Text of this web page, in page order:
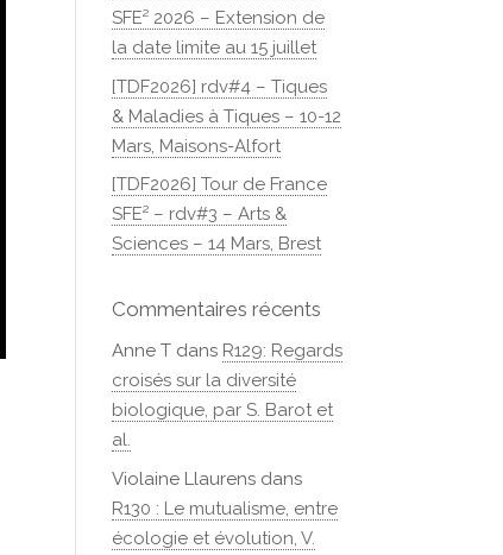
SFE² 2026 – Extension de
la date limite au 15 juillet
[TDF2026] rdv#4 – Tiques
& Maladies à Tiques – 10-12
Mars, Maisons-Alfort
[TDF2026] Tour de France
SFE² – rdv#3 – Arts &
Sciences – 14 Mars, Brest
Commentaires récents
Anne T dans R129: Regards
croisés sur la diversité
biologique, par S. Barot et
al.
Violaine Llaurens dans
R130 : Le mutualisme, entre
écologie et évolution, V.